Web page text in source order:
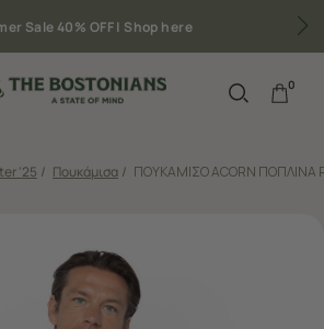
μεταφορικά για παραγγελίες άνω των 50€
0
'25 / Πουκάμισα / ΠΟΥΚΑΜΙΣΟ ACORN ΠΟΠΛΙΝΑ